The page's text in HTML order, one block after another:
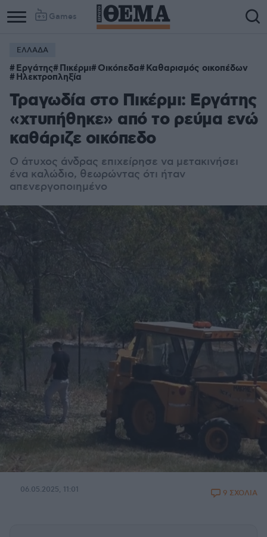
Games
ΕΛΛΑΔΑ
Εργάτης Πικέρμι Οικόπεδα Καθαρισμός οικοπέδων
Ηλεκτροπληξία
Τραγωδία στο Πικέρμι: Εργάτης
«χτυπήθηκε» από το ρεύμα ενώ
καθάριζε οικόπεδο
Ο άτυχος άνδρας επιχείρησε να μετακινήσει
ένα καλώδιο, θεωρώντας ότι ήταν
απενεργοποιημένο
06.05.2025, 11:01 9 ΣΧΟΛΙΑ